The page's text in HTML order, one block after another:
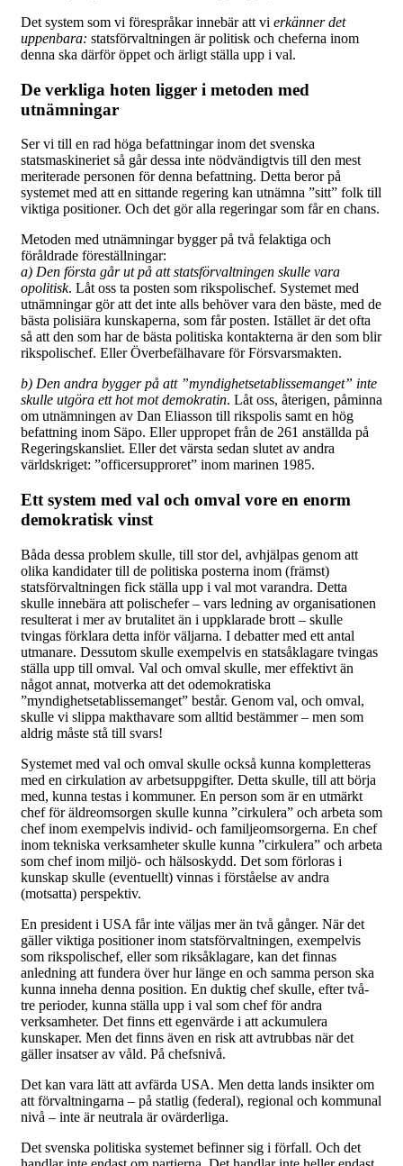
Det system som vi förespråkar innebär att vi erkänner det
uppenbara: statsförvaltningen är politisk och cheferna inom
denna ska därför öppet och ärligt ställa upp i val.
De verkliga hoten ligger i metoden med
utnämningar
Ser vi till en rad höga befattningar inom det svenska
statsmaskineriet så går dessa inte nödvändigtvis till den mest
meriterade personen för denna befattning. Detta beror på
systemet med att en sittande regering kan utnämna ”sitt” folk till
viktiga positioner. Och det gör alla regeringar som får en chans.
Metoden med utnämningar bygger på två felaktiga och
föråldrade föreställningar:
a) Den första går ut på att statsförvaltningen skulle vara
opolitisk. Låt oss ta posten som rikspolischef. Systemet med
utnämningar gör att det inte alls behöver vara den bäste, med de
bästa polisiära kunskaperna, som får posten. Istället är det ofta
så att den som har de bästa politiska kontakterna är den som blir
rikspolischef. Eller Överbefälhavare för Försvarsmakten.
b) Den andra bygger på att ”myndighetsetablissemanget” inte
skulle utgöra ett hot mot demokratin. Låt oss, återigen, påminna
om utnämningen av Dan Eliasson till rikspolis samt en hög
befattning inom Säpo. Eller uppropet från de 261 anställda på
Regeringskansliet. Eller det värsta sedan slutet av andra
världskriget: ”officersupproret” inom marinen 1985.
Ett system med val och omval vore en enorm
demokratisk vinst
Båda dessa problem skulle, till stor del, avhjälpas genom att
olika kandidater till de politiska posterna inom (främst)
statsförvaltningen fick ställa upp i val mot varandra. Detta
skulle innebära att polischefer – vars ledning av organisationen
resulterat i mer av brutalitet än i uppklarade brott – skulle
tvingas förklara detta inför väljarna. I debatter med ett antal
utmanare. Dessutom skulle exempelvis en statsåklagare tvingas
ställa upp till omval. Val och omval skulle, mer effektivt än
något annat, motverka att det odemokratiska
”myndighetsetablissemanget” består. Genom val, och omval,
skulle vi slippa makthavare som alltid bestämmer – men som
aldrig måste stå till svars!
Systemet med val och omval skulle också kunna kompletteras
med en cirkulation av arbetsuppgifter. Detta skulle, till att börja
med, kunna testas i kommuner. En person som är en utmärkt
chef för äldreomsorgen skulle kunna ”cirkulera” och arbeta som
chef inom exempelvis individ- och familjeomsorgerna. En chef
inom tekniska verksamheter skulle kunna ”cirkulera” och arbeta
som chef inom miljö- och hälsoskydd. Det som förloras i
kunskap skulle (eventuellt) vinnas i förståelse av andra
(motsatta) perspektiv.
En president i USA får inte väljas mer än två gånger. När det
gäller viktiga positioner inom statsförvaltningen, exempelvis
som rikspolischef, eller som riksåklagare, kan det finnas
anledning att fundera över hur länge en och samma person ska
kunna inneha denna position. En duktig chef skulle, efter två-
tre perioder, kunna ställa upp i val som chef för andra
verksamheter. Det finns ett egenvärde i att ackumulera
kunskaper. Men det finns även en risk att avtrubbas när det
gäller insatser av våld. På chefsnivå.
Det kan vara lätt att avfärda USA. Men detta lands insikter om
att förvaltningarna – på statlig (federal), regional och kommunal
nivå – inte är neutrala är ovärderliga.
Det svenska politiska systemet befinner sig i förfall. Och det